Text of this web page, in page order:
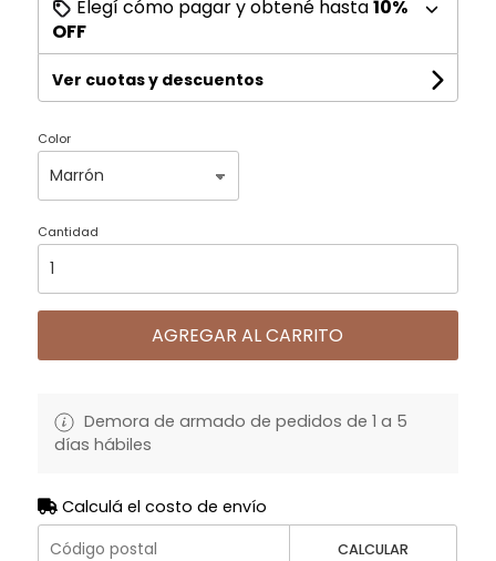
Elegí cómo pagar y obtené hasta10%
OFF
Ver cuotas y descuentos
Color
Cantidad
AGREGAR AL CARRITO
Demora de armado de pedidos de 1 a 5
días hábiles
Calculá el costo de envío
CALCULAR